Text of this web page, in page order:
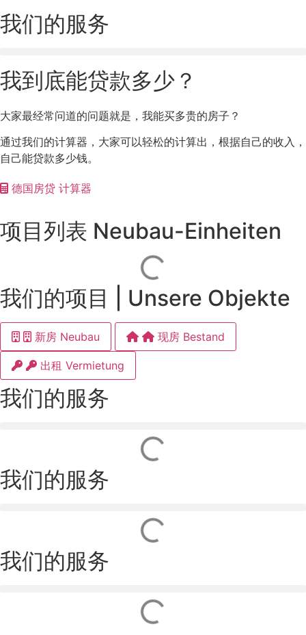
我们的服务
我到底能贷款多少？
大家最经常问道的问题就是，我能买多贵的房子？
通过我们的计算器，大家可以轻松的计算出，根据自己的收入，
自己能贷款多少钱。
德国房贷 计算器
项目列表 Neubau-Einheiten
我们的项目 | Unsere Objekte
新房 Neubau 现房 Bestand
出租 Vermietung
我们的服务
我们的服务
我们的服务